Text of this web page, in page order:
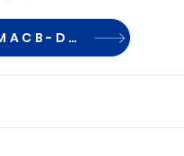
MINIMACB-DUAL